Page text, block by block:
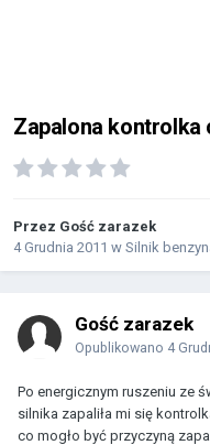
Zapalona kontrolka
Przez Gość zarazek
4 Grudnia 2011 w Silnik
Gość zarazek
Opublikowano 4
Po energicznym ruszeniu ze
silnika zapaliła mi się
co mogło być przyczyną